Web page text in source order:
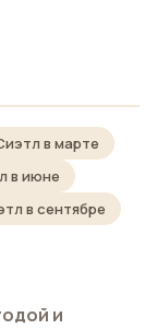
в марте
в июне
в сентябре
и